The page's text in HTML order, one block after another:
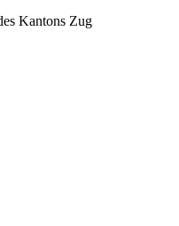
Kantons Zug